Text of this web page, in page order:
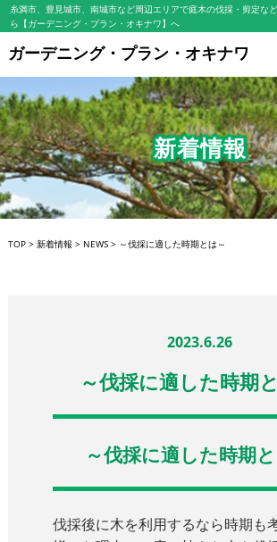
糸満市、豊見城市、南城市など周辺エリアで庭木の伐採・剪定な
ら【ガーデニング・プラン・オキナワ】へ
ガーデニング・プラン・オキナワ
新着情報
TOP> 新着情報 > NEWS> ～伐採に適した時期とは～
2023.6.26
～伐採に適した時期
～伐採に適した時期
伐採後に木を利用するなら時期も